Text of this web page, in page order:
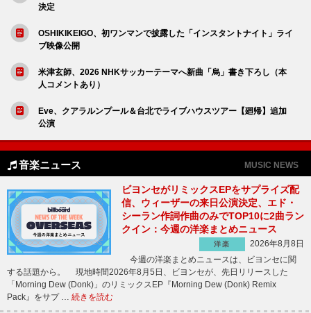
決定
OSHIKIKEIGO、初ワンマンで披露した「インスタントナイト」ライ
ブ映像公開
米津玄師、2026 NHKサッカーテーマへ新曲「烏」書き下ろし（本
人コメントあり）
Eve、クアラルンプール＆台北でライブハウスツアー【廻帰】追加
公演
音楽ニュース MUSIC NEWS
ビヨンセがリミックスEPをサプライズ配
信、ウィーザーの来日公演決定、エド・
シーラン作詞作曲のみでTOP10に2曲ラン
クイン：今週の洋楽まとめニュース
洋楽
2026年8月8日
今週の洋楽まとめニュースは、ビヨンセに関
する話題から。 現地時間2026年8月5日、ビヨンセが、先日リリースした
「Morning Dew (Donk)」のリミックスEP『Morning Dew (Donk) Remix
Pack』をサプ … 続きを読む